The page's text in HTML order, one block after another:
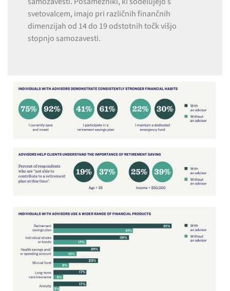
svetovalcem, imajo pri različnih finančnih
dimenzijah od 14 do 19 odstotnih točk višjo
stopnjo samozavesti.